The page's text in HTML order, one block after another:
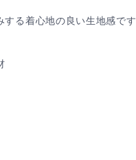
る着心地の良い生地感です